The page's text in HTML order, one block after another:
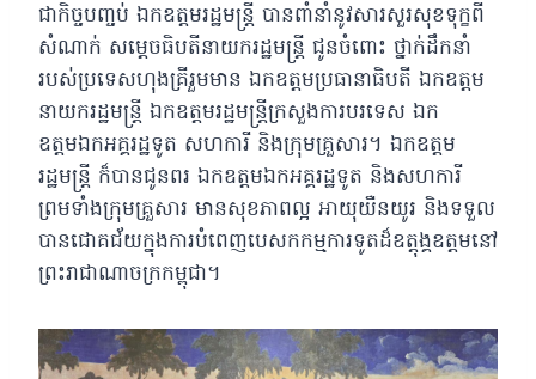
ជាកិច្ចបញ្ចប់ ឯកឧត្តមរដ្ឋមន្រ្តី បានពាំនាំនូវសារសួរសុខទុក្ខពី
សំណាក់ សមេ្តចធិបតីនាយករដ្ឋមន្ត្រី ជូនចំពោះ ថ្នាក់ដឹកនាំ
របស់ប្រទេសហុងគ្រីរួមមាន ឯកឧត្តមប្រធានាធិបតី ឯកឧត្តម
នាយករដ្ឋមន្រ្តី ឯកឧត្តមរដ្ឋមន្រ្តីក្រសួងការបរទេស ឯក
ឧត្តមឯកអគ្គរដ្ឋទូត សហការី និងក្រុមគ្រួសារ។ ឯកឧត្តម
រដ្ឋមន្រ្តី ក៏បានជូនពរ ឯកឧត្តមឯកអគ្គរដ្ឋទូត និងសហការី
ព្រមទាំងក្រុមគ្រួសារ មានសុខភាពល្អ អាយុយឺនយូរ និងទទួល
បានជោគជ័យក្នុងការបំពេញបេសកកម្មការទូតដ៏ឧត្តុង្គឧត្តមនៅ
ព្រះរាជាណាចក្រកម្ពុជា។